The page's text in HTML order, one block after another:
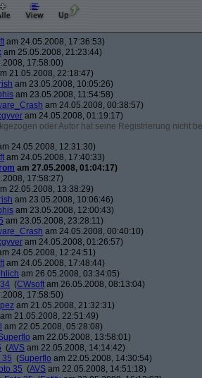
am 24.05.2008, 17:36:53)
am 25.05.2008, 21:23:44)
17:58:00)
21.05.2008, 22:18:47)
am 23.05.2008, 10:05:26)
am 23.05.2008, 11:54:58)
am 24.05.2008, 00:38:57)
am 24.05.2008, 01:19:17)
oder Autor hat seine Registrierung nicht
24.05.2008, 12:31:30)
am 24.05.2008, 17:40:33)
am 27.05.2008, 01:04:17)
17:58:27)
22.05.2008, 13:38:29)
am 23.05.2008, 10:06:46)
am 23.05.2008, 12:00:43)
am 23.05.2008, 23:28:11)
am 24.05.2008, 00:40:10)
am 24.05.2008, 01:26:57)
24.05.2008, 12:24:51)
am 24.05.2008, 17:48:44)
am 26.05.2008, 03:34:05)
(CWsoft am 26.05.2008, 08:13:04)
17:58:50)
am 21.05.2008, 21:32:31)
am 21.05.2008, 22:51:49)
am 22.05.2008, 05:28:08)
am 22.05.2008, 13:58:01)
(AVS am 22.05.2008, 14:14:42)
35 (Superflo am 22.05.2008, 14:30:54)
35 (AVS am 22.05.2008, 14:51:18)